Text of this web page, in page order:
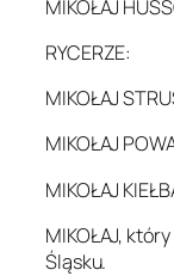
MIKOŁAJ
RYCERZE:
MIKOŁAJ
MIKOŁAJ
MIKOŁAJ
MIKOŁAJ,
Śląsku.